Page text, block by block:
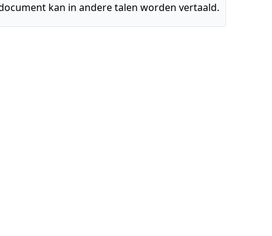
kan in andere talen worden vertaald.